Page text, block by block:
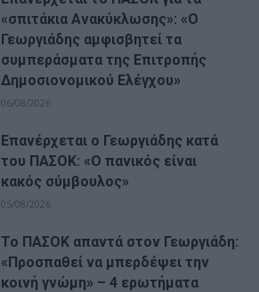
«σπιτάκια Ανακύκλωσης»: «Ο
Γεωργιάδης αμφισβητεί τα
συμπεράσματα της Επιτροπής
Δημοσιονομικού Ελέγχου»
06/08/2026
Επανέρχεται ο Γεωργιάδης κατά
του ΠΑΣΟΚ: «Ο πανικός είναι
κακός σύμβουλος»
05/08/2026
Το ΠΑΣΟΚ απαντά στον Γεωργιάδη:
«Προσπαθεί να μπερδέψει την
κοινή γνώμη» – 4 ερωτήματα